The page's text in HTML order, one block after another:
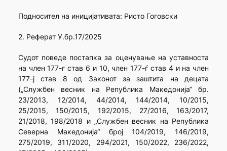
Подносител на иницијативата: Ристо Гоговски
2. Реферат У.бр.17/2025
Судот поведе постапка за оценување на уставноста
на член 177-г став 6 и 10, член 177-ѓ став 4 и на член
177-ј став 8 од Законот за заштита на децата
(„Службен весник на Република Македонија“ бр.
23/2013, 12/2014, 44/2014, 144/2014, 10/2015,
25/2015, 150/2015, 192/2015, 27/2016, 163/2017,
21/2018, 198/2018 и „Службен весник на Република
Северна Македонија“ број 104/2019, 146/2019,
275/2019, 311/2020, 294/2021, 150/2022, 236/2022,